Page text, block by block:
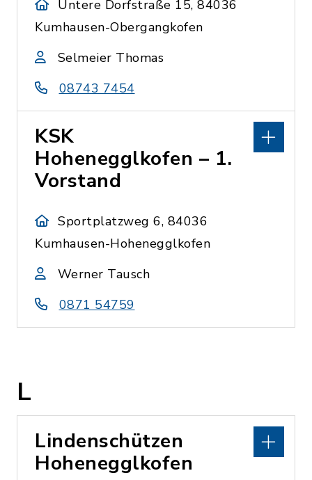
Untere Dorfstraße 15, 84036
Kumhausen-Obergangkofen
Selmeier Thomas
08743 7454
KSK
Hohenegglkofen – 1.
Vorstand
Sportplatzweg 6, 84036
Kumhausen-Hohenegglkofen
Werner Tausch
0871 54759
L
Lindenschützen
Hohenegglkofen